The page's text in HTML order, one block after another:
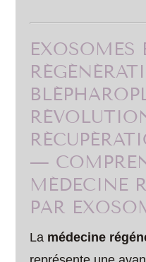
EXOSOMES
—
MÉDECINE
PAR
La médecine